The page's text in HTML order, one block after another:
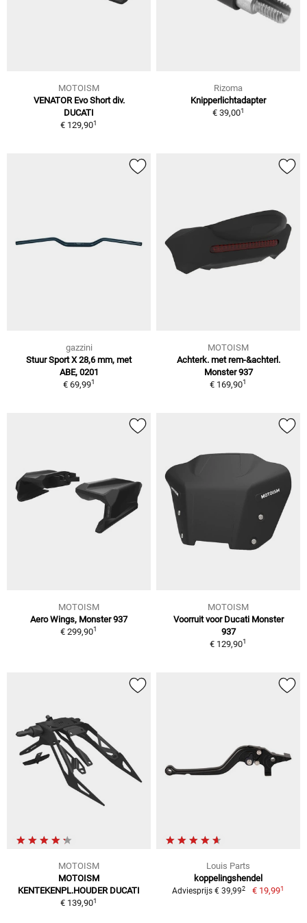
MOTOISM
VENATOR Evo Short div.
DUCATI
€ 129,901
Rizoma
Knipperlichtadapter
€ 39,001
gazzini
Stuur Sport X 28,6 mm, met
ABE, 0201
€ 69,991
MOTOISM
Achterk. met rem-&achterl.
Monster 937
€ 169,901
MOTOISM
Aero Wings, Monster 937
€ 299,901
MOTOISM
Voorruit voor Ducati Monster
937
€ 129,901
MOTOISM
MOTOISM
KENTEKENPL.HOUDER DUCATI
€ 139,901
Louis Parts
koppelingshendel
Adviesprijs € 39,992 € 19,991